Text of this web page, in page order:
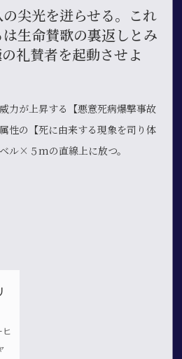
の尖光を迸らせる。これ
生命賛歌の裏返しとみ
礼賛者を起動させよ
力が上昇する【悪意死病爆撃事故
性の【死に由来する現象を司り体
ル×５mの直線上に放つ。